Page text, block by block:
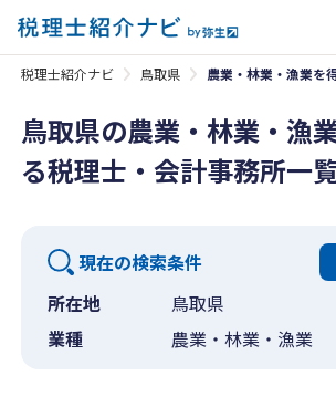
税理士紹介ナビ 鳥取県 農業・林業・漁業を
鳥取県の農業・林業・漁
る税理士・会計事務所一
現在の検索条件
所在地
鳥取県
業種
農業・林業・漁業